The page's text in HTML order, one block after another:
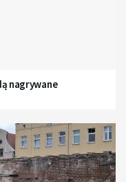
nagrywane